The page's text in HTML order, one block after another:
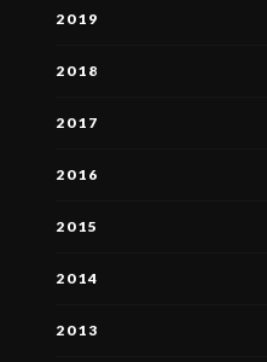
2019
2018
2017
2016
2015
2014
2013